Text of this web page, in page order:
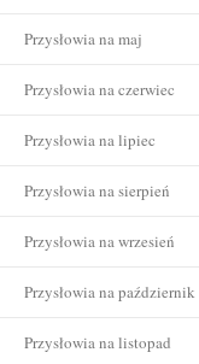
Przysłowia na maj
Przysłowia na czerwiec
Przysłowia na lipiec
Przysłowia na sierpień
Przysłowia na wrzesień
Przysłowia na październik
Przysłowia na listopad